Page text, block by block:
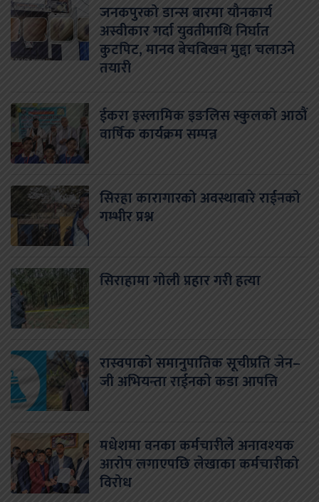
जनकपुरको डान्स बारमा यौनकार्य
अस्वीकार गर्दा युवतीमाथि निर्घात
कुटपिट, मानव बेचबिखन मुद्दा चलाउने
तयारी
ईकरा इस्लामिक इङलिस स्कुलको आठौं
वार्षिक कार्यक्रम सम्पन्न
सिरहा कारागारको अवस्थाबारे राईनको
गम्भीर प्रश्न
सिराहामा गोली प्रहार गरी हत्या
रास्वपाको समानुपातिक सूचीप्रति जेन–
जी अभियन्ता राईनको कडा आपत्ति
मधेशमा वनका कर्मचारीले अनावश्यक
आरोप लगाएपछि लेखाका कर्मचारीको
विरोध